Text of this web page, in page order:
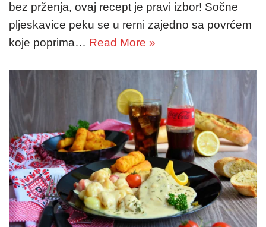
bez prženja, ovaj recept je pravi izbor! Sočne
pljeskavice peku se u rerni zajedno sa povrćem
koje poprima… Read More »